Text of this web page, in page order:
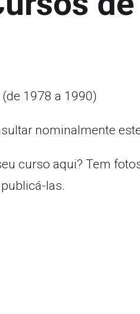
1978 a 1990)
nominalmente
curso aqui? Tem
las.